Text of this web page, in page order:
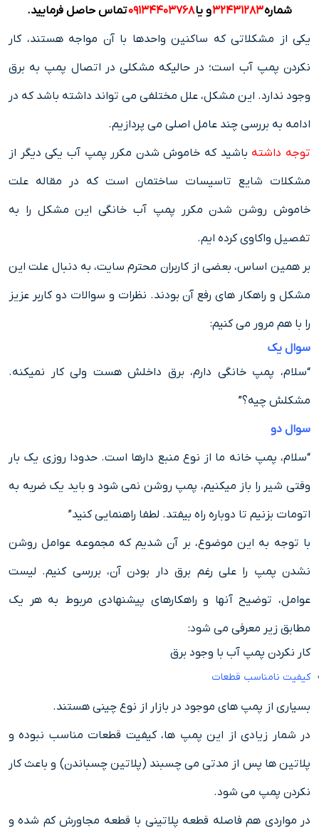
شماره۳۲۴۳۱۲۸۳و یا۰۹۱۳۴۴۰۳۷۶۸تماس حاصل فرمایید.
یکی از مشکلاتی که ساکنین واحدها با آن مواجه هستند، کار
نکردن پمپ آب است؛ در حالیکه مشکلی در اتصال پمپ به برق
وجود ندارد. این مشکل، علل مختلفی می تواند داشته باشد که در
ادامه به بررسی چند عامل اصلی می پردازیم.
توجه داشته باشید که خاموش شدن مکرر پمپ آب یکی دیگر از
مشکلات شایع تاسیسات ساختمان است که در مقاله علت
خاموش روشن شدن مکرر پمپ آب خانگی این مشکل را به
تفصیل واکاوی کرده ایم.
بر همین اساس، بعضی از کاربران محترم سایت، به دنبال علت این
مشکل و راهکار های رفع آن بودند. نظرات و سوالات دو کاربر عزیز
را با هم مرور می کنیم:
سوال یک
“سلام، پمپ خانگی دارم، برق داخلش هست ولی کار نمیکنه.
مشکلش چیه؟”
سوال دو
“سلام، پمپ خانه ما از نوع منبع دارها است. حدودا روزی یک بار
وقتی شیر را باز میکنیم، پمپ روشن نمی شود و باید یک ضربه به
اتومات بزنیم تا دوباره راه بیفتد. لطفا راهنمایی کنید”
با توجه به این موضوع، بر آن شدیم که مجموعه عوامل روشن
نشدن پمپ را علی رغم برق دار بودن آن، بررسی کنیم. لیست
عوامل، توضیح آنها و راهکارهای پیشنهادی مربوط به هر یک
مطابق زیر معرفی می شود:
کار نکردن پمپ آب با وجود برق
کیفیت نامناسب قطعات
بسیاری از پمپ های موجود در بازار از نوع چینی هستند.
در شمار زیادی از این پمپ ها، کیفیت قطعات مناسب نبوده و
پلاتین ها پس از مدتی می چسبند (پلاتین چسباندن) و باعث کار
نکردن پمپ می شود.
در مواردی هم فاصله قطعه پلاتینی با قطعه مجاورش کم شده و